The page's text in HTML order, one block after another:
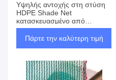
Υψηλής αντοχής στη στύση
HDPE Shade Net
κατασκευασμένο από
αναπνευστικό υλικό που
προσφέρει προστασία από
χώρους
Πάρτε την καλύτερη τιμή